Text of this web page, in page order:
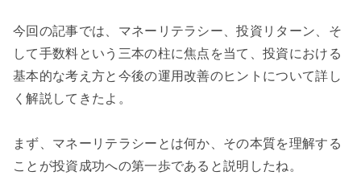
今回の記事では、マネーリテラシー、投資リターン、そ
して手数料という三本の柱に焦点を当て、投資における
基本的な考え方と今後の運用改善のヒントについて詳し
く解説してきたよ。
まず、マネーリテラシーとは何か、その本質を理解する
ことが投資成功への第一歩であると説明したね。